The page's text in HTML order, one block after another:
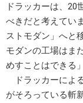
ドラッカーは、20
べきだと考えてい
ストモダン」へと
モダンの工場はま
めすことはできる
ドラッカーによ
がそろっている斬